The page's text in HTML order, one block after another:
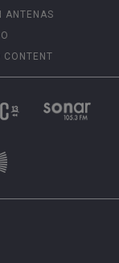
ANTENAS
CONTENT